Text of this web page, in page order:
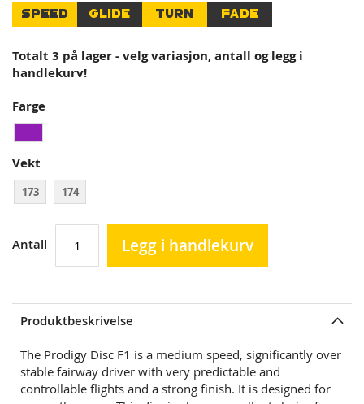
images
SPEED GLIDE TURN FADE
Totalt 3 på lager - velg variasjon, antall og legg i
handlekurv!
Farge
Vekt
173 174
Antall Legg i handlekurv
Produktbeskrivelse
The Prodigy Disc F1 is a medium speed, significantly over
stable fairway driver with very predictable and
controllable flights and a strong finish. It is designed for